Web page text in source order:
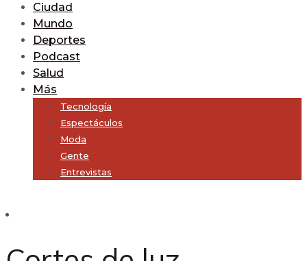
Ciudad
Mundo
Deportes
Podcast
Salud
Más
Tecnología
Espectáculos
Moda
Gente
Entrevistas